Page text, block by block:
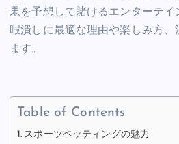
果を予想して賭けるエンターテ
暇潰しに最適な理由や楽しみ方
ます。
Table of Contents
スポーツベッティングの魅力